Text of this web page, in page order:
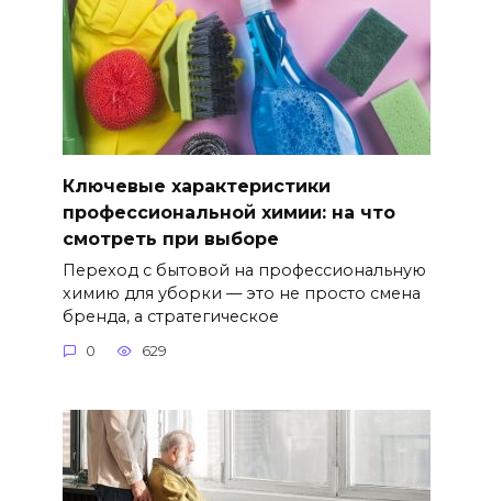
Ключевые характеристики
профессиональной химии: на что
смотреть при выборе
Переход с бытовой на профессиональную
химию для уборки — это не просто смена
бренда, а стратегическое
0 629